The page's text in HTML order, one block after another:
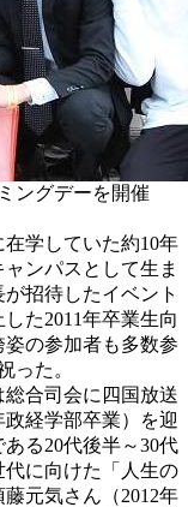
ングデーを開催
学していた約10年
ンパスとして生ま
招待したイベント
た2011年卒業生向
の参加者も多数参
った。
総合司会に四国放送
経学部卒業）を迎
る20代後半～30代
に向けた「人生の
元気さん（2012年